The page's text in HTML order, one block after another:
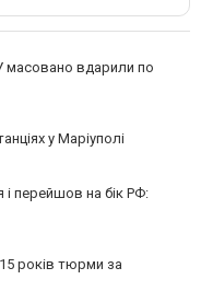
масовано вдарили по
у Маріуполі
перейшов на бік РФ:
років тюрми за